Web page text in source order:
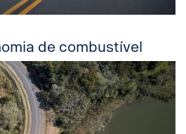
de combustível